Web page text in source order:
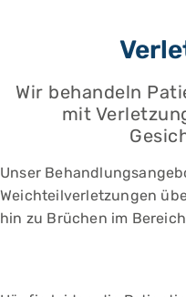
Wir behandeln
mit
Unser
Weichteilverletzungen
hin zu Brüchen im